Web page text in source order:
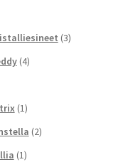
(3)
(4)
(1)
(2)
(1)